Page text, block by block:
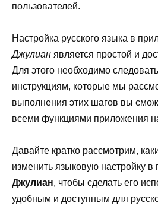
пользователей.
Настройка русского языка в
Джулиан является простой и
Для этого необходимо
инструкциям, которые мы
выполнения этих шагов вы
всеми функциями приложения
Давайте кратко рассмотрим,
изменить языковую настройку в
Джулиан, чтобы сделать его
удобным и доступным для